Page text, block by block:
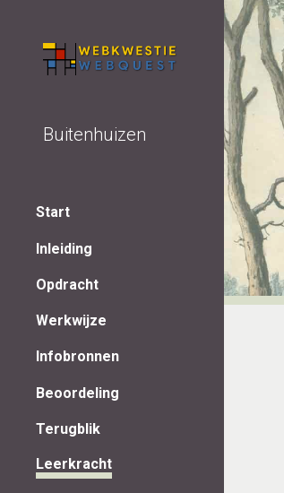
Buitenhuizen
Start
Inleiding
Opdracht
Werkwijze
Infobronnen
Beoordeling
Terugblik
Leerkracht